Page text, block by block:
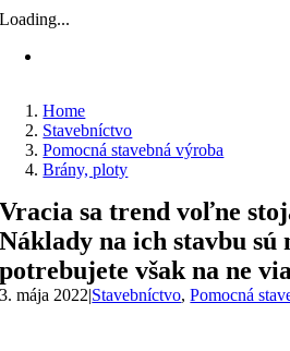
Loading...
Home
Stavebníctvo
Pomocná stavebná výroba
Brány, ploty
Vracia sa trend voľne
Náklady na ich stavbu sú
potrebujete však na ne
3. mája 2022|Stavebníctvo,Pomocná